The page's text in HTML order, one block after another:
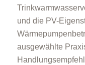
und die PV-
ausgewählte